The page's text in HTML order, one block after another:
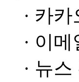
· 카
· 이메
· 뉴